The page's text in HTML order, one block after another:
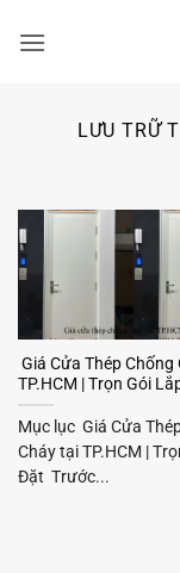
qua
LƯU TRỮ
Giá Cửa Thép Chống
TP.HCM | Trọn Gói
Mục lục Giá Cửa
Cháy tại TP.HCM |
Đặt Trước...